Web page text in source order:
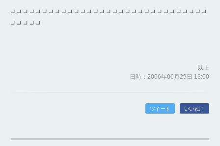
┛┛┛┛┛┛┛┛┛┛┛┛┛┛┛┛┛┛┛┛┛┛┛┛┛┛┛┛┛┛┛
┛┛┛┛┛
以上
日時：2006年06月29日 13:00
ツイート いいね！